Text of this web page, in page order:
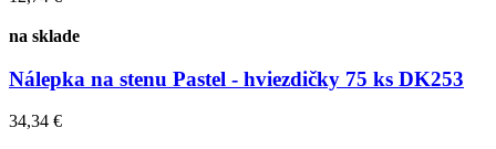
na sklade
Nálepka na stenu Pastel - hviezdičky 75 ks DK253
34,34 €